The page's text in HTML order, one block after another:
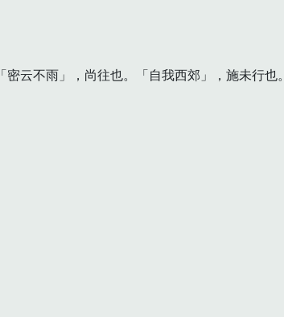
云不雨」，尚往也。「自我西郊」，施未行也。